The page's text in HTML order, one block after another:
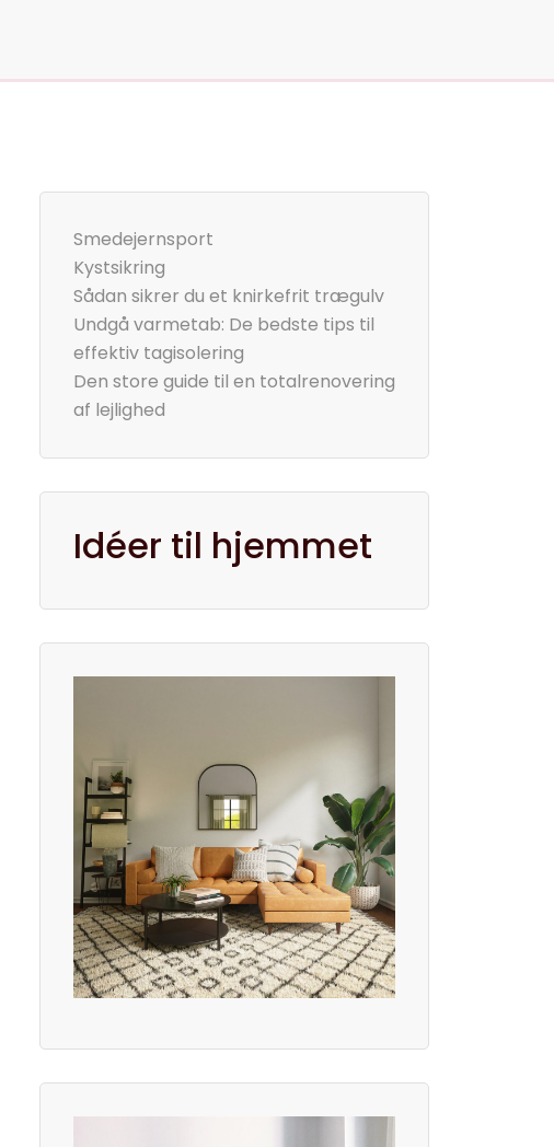
Smedejernsport
Kystsikring
Sådan sikrer du et knirkefrit trægulv
Undgå varmetab: De bedste tips til
effektiv tagisolering
Den store guide til en totalrenovering
af lejlighed
Idéer til hjemmet